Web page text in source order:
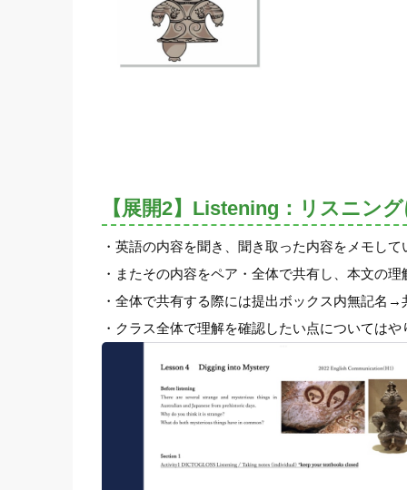
【展開2】Listening：リスニン
・英語の内容を聞き、聞き取った内容をメモして
・またその内容をペア・全体で共有し、本文の理
・全体で共有する際には提出ボックス内無記名
・クラス全体で理解を確認したい点については